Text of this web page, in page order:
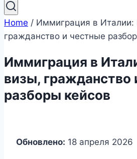
Home / Иммиграция в
гражданство и честные
Иммиграция в
визы, гражданство
разборы кейсов
Обновлено: 18 апреля 2026